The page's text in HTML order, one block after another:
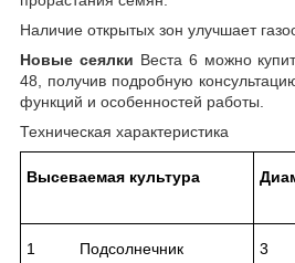
Наличие открытых зон улучшает
Новые сеялки Веста 6 можно
48, получив подробную
функций и особенностей работы.
Техническая характеристика
Высеваемая культура
1 Подсолнечник 3